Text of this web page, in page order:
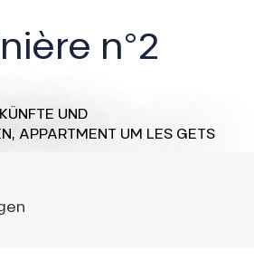
n°2
UND
APPARTMENT UM LES GETS